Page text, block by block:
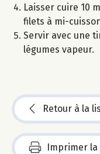
Laisser cuire 10
filets à mi-
Servir avec une
légumes vapeur.
Retour à la
Imprimer